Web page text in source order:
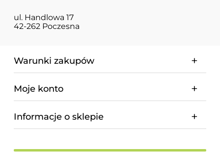
ul. Handlowa 17
42-262 Poczesna
Warunki zakupów
Moje konto
Informacje o sklepie